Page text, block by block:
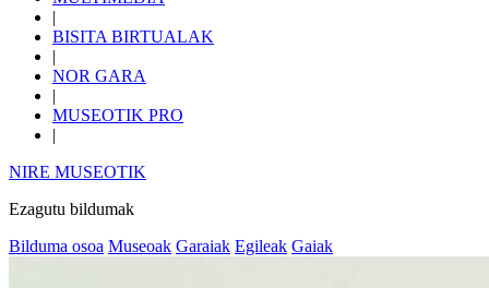
|
BISITA BIRTUALAK
|
NOR GARA
|
MUSEOTIK PRO
|
NIRE MUSEOTIK
Ezagutu bildumak
Bilduma osoa Museoak Garaiak Egileak Gaiak